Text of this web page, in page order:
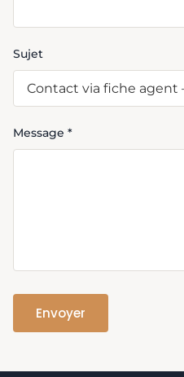
Sujet
Message *
Envoyer